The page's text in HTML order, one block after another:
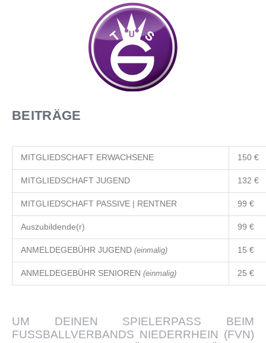
BEITRÄGE
MITGLIEDSCHAFT ERWACHSENE 150 €
MITGLIEDSCHAFT JUGEND 132 €
MITGLIEDSCHAFT PASSIVE | RENTNER 99 €
Auszubildende(r) 99 €
ANMELDEGEBÜHR JUGEND (einmalig) 15 €
ANMELDEGEBÜHR SENIOREN (einmalig) 25 €
UM DEINEN SPIELERPASS BEIM
FUSSBALLVERBANDS NIEDERRHEIN (FVN)